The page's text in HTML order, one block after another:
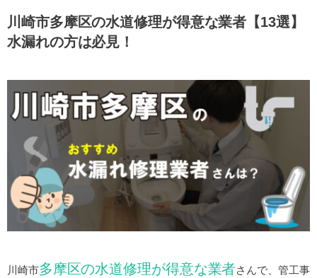
川崎市多摩区の水道修理が得意な業者【13選】
水漏れの方は必見！
川崎市多摩区の水道修理が得意な業者さんで、管工事